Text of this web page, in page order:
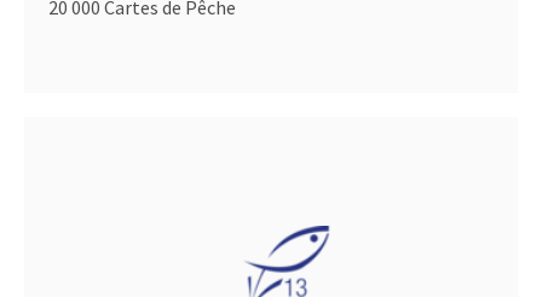
20 000 Cartes de Pêche